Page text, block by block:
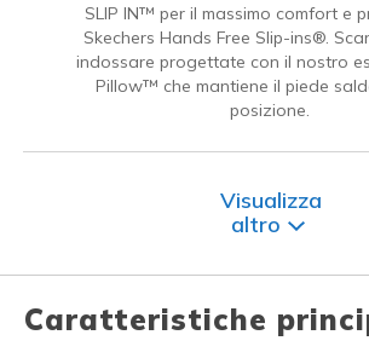
SLIP IN™ per il massimo comfort e
Skechers Hands Free Slip-ins®.
indossare progettate con il nostro
Pillow™ che mantiene il piede
posizione.
Visualizza
altro
Caratteristiche